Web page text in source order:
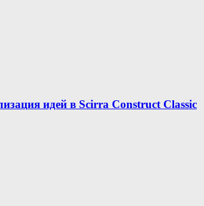
идей в Scirra Construct Classic